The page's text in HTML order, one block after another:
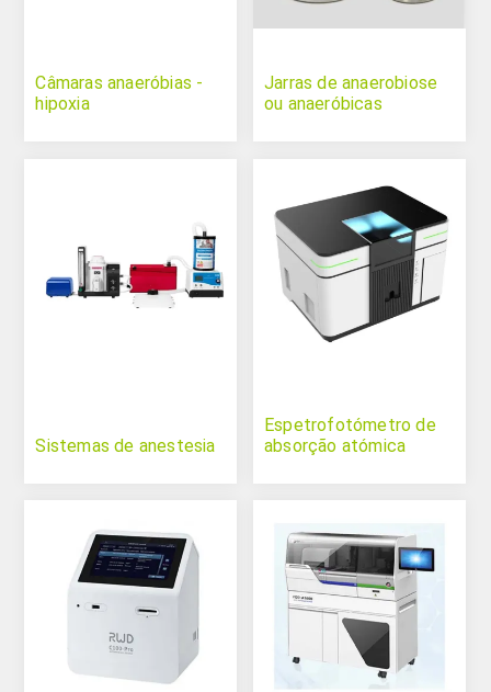
Câmaras anaeróbias -
hipoxia
Jarras de anaerobiose
ou anaeróbicas
Sistemas de anestesia
Espetrofotómetro de
absorção atómica